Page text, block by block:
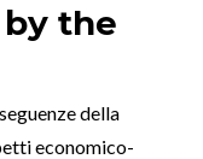
the
della
economico-